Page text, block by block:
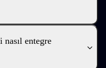
entegre